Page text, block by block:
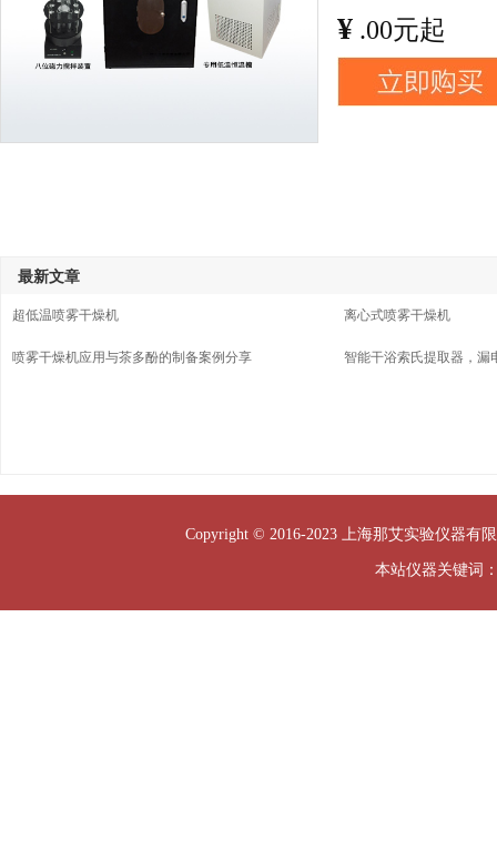
¥ .00元起
最新文章
超低温喷雾干燥机 离心式喷雾干燥机
喷雾干燥机应用与茶多酚的制备案例分享 智能干浴索氏提取器，漏
Copyright © 2016-2023 上海那艾实验仪器有
本站仪器关键词